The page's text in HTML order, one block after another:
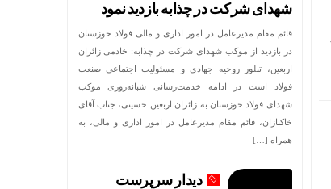
شهدای شرکت در چذابه بازدید نمود
قائم مقام مدیرعامل در امور اداری و مالی فولاد خوزستان
در بازدید از موکب شهدای شرکت در چذابه: خادمی زائران
اربعین، تبلور روحیه جهادی و مسئولیت اجتماعی صنعت
فولاد است در ادامه خدمت‌رسانی شبانه‌روزی موکب
شهدای فولاد خوزستان به زائران اربعین حسینی، جناب آقای
خاکبازان، قائم مقام مدیرعامل در امور اداری و مالی، به
همراه […]
دیدار سرپرست